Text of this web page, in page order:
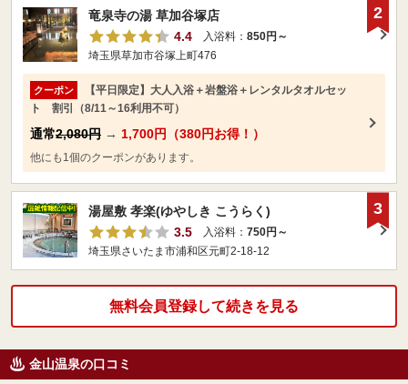
竜泉寺の湯 草加谷塚店
4.4
入浴料： 850円～
埼玉県草加市谷塚上町476
クーポン
【平日限定】大人入浴＋岩盤浴＋レンタルタオルセッ
ト 割引（8/11～16利用不可）
通常2,080円 → 1,700円（380円お得！）
他にも1個のクーポンがあります。
2
湯屋敷 孝楽(ゆやしき こうらく)
3.5
入浴料： 750円～
埼玉県さいたま市浦和区元町2-18-12
3
無料会員登録して続きを見る
金山温泉の口コミ